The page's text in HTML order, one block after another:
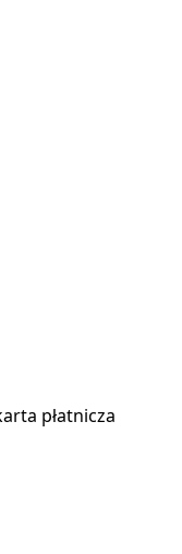
płatnicza